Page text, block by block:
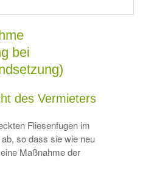
bei
des Vermieters
Fliesenfugen im
so dass sie wie neu
Maßnahme der